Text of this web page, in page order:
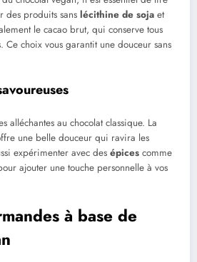
des produits sans lécithine de soja et
le cacao brut, qui conserve tous
Ce choix vous garantit une douceur sans
alléchantes au chocolat classique. La
une belle douceur qui ravira les
expérimenter avec des épices comme
ajouter une touche personnelle à vos
à base de